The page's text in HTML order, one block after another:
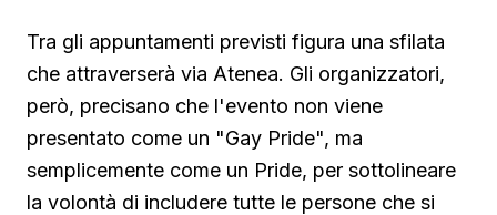
Tra gli appuntamenti previsti figura una sfilata
che attraverserà via Atenea. Gli organizzatori,
però, precisano che l'evento non viene
presentato come un "Gay Pride", ma
semplicemente come un Pride, per sottolineare
la volontà di includere tutte le persone che si